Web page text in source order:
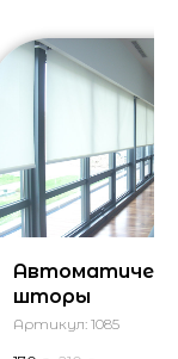
шторы
Артикул: 1085